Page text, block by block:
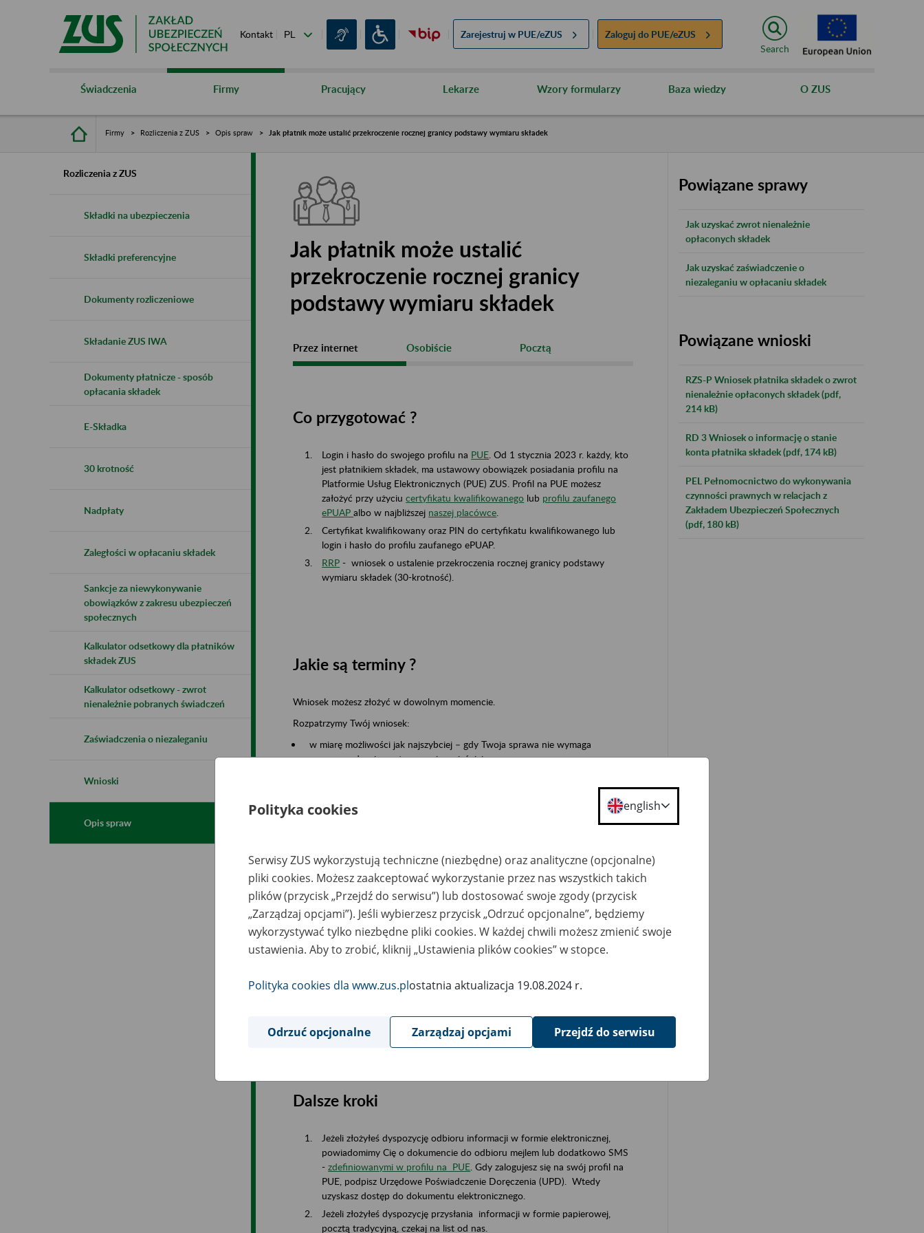
Kontakt Zarejestruj w PUE/eZUS Zaloguj do PUE/eZUS
Search
Świadczenia Firmy Pracujący Lekarze Wzory formularzy Baza wiedzy O ZUS
Firmy Rozliczenia z ZUS Opis spraw Jak płatnik może ustalić przekroczenie rocznej granicy podstawy wymiaru składek
Rozliczenia z ZUS
Składki na ubezpieczenia
Składki preferencyjne
Dokumenty rozliczeniowe
Składanie ZUS IWA
Dokumenty płatnicze - sposób
opłacania składek
E-Składka
30 krotność
Nadpłaty
Zaległości w opłacaniu składek
Sankcje za niewykonywanie
obowiązków z zakresu ubezpieczeń
społecznych
Kalkulator odsetkowy dla płatników
składek ZUS
Kalkulator odsetkowy - zwrot
nienależnie pobranych świadczeń
Zaświadczenia o niezaleganiu
Wnioski
Opis spraw
Jak płatnik może ustalić
przekroczenie rocznej granicy
podstawy wymiaru składek
Przez internet
Co przygotować ?
Login i hasło do swojego profilu na PUE . Od 1 stycznia 2023 r. każdy, kto
jest płatnikiem składek, ma ustawowy obowiązek posiadania profilu na
Platformie Usług Elektronicznych (PUE) ZUS. Profil na PUE możesz
założyć przy użyciucertyfikatu kwalifikowanego lub profilu zaufanego
ePUAPalbo w najbliższej naszej placówce
Certyfikat kwalifikowany oraz PIN do certyfikatu kwalifikowanego lub
login i hasło do profilu zaufanego ePUAP.
RRP - wniosek o ustalenie przekroczenia rocznej granicy podstawy
wymiaru składek (30-krotność).
Jakie są terminy ?
Wniosek możesz złożyć w dowolnym momencie.
Rozpatrzymy Twój wniosek:
w miarę możliwości jak najszybciej – gdy Twoja sprawa nie wymaga
przeprowadzenia postępowania wyjaśniającego,
do dwóch miesięcy – gdy Twoja sprawa jest szczególnie skomplikowana.
Jak to zrobić ?
Zaloguj się na swój profil na PUE.
Wybierz z katalogu usługę "Złożenie dokumentu RRP".
Uzupełnij dane w formularzu elektronicznym i złóż dyspozycję sposobu
wybrać odpowiedź w formie papierowej, z odbiorem osobistym bądź
zaufanego ePUAP.
Dalsze kroki
Jeżeli złożyłeś dyspozycję odbioru informacji w formie elektronicznej,
powiadomimy Cię o dokumencie do odbioru mejlem lub dodatkowo SMS
-zdefiniowanymi w profilu na PUE . Gdy zalogujesz się na swój profil na
PUE, podpisz Urzędowe Poświadczenie Doręczenia (UPD). Wtedy
uzyskasz dostęp do dokumentu elektronicznego.
Jeżeli złożyłeś dyspozycję przysłania informacji w formie papierowej,
pocztą tradycyjną, czekaj na list od nas.
Osobiście Pocztą
Powiązane sprawy
Jak uzyskać zwrot nienależnie
opłaconych składek
Jak uzyskać zaświadczenie o
niezaleganiu w opłacaniu składek
Powiązane wnioski
RZS-P Wniosek płatnika składek o zwrot
nienależnie opłaconych składek (pdf,
214 kB)
RD 3 Wniosek o informację o stanie
konta płatnika składek (pdf, 174 kB)
PEL Pełnomocnictwo do wykonywania
czynności prawnych w relacjach z
Zakładem Ubezpieczeń Społecznych
(pdf, 180 kB)
Polityka cookies english
Serwisy ZUS wykorzystują techniczne (niezbędne) oraz analityczne (opcjonalne)
pliki cookies. Możesz zaakceptować wykorzystanie przez nas wszystkich takich
plików (przycisk „Przejdź do serwisu”) lub dostosować swoje zgody (przycisk
„Zarządzaj opcjami”). Jeśli wybierzesz przycisk „Odrzuć opcjonalne”, będziemy
wykorzystywać tylko niezbędne pliki cookies. W każdej chwili możesz zmienić swoje
ustawienia. Aby to zrobić, kliknij „Ustawienia plików cookies” w stopce.
Polityka cookies dla www.zus.plostatnia aktualizacja 19.08.2024 r.
Odrzuć opcjonalne Zarządzaj opcjami Przejdź do serwisu